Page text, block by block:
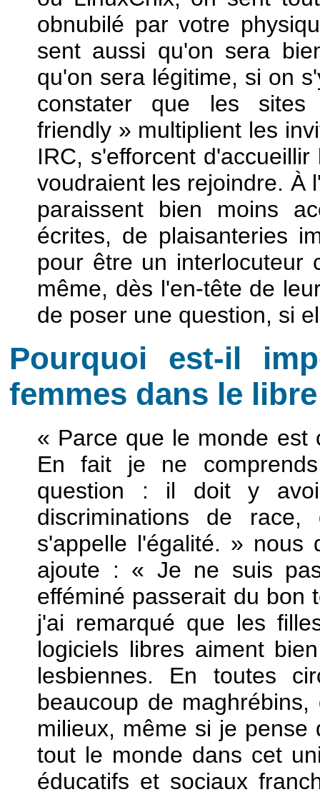
obnubilé par votre
sent aussi qu'on sera
qu'on sera légitime, si on
constater que les sites
friendly » multiplient les
IRC, s'efforcent
voudraient les rejoindre. À
paraissent bien moins
écrites, de plaisanteries
pour être un interlocuteur
même, dès l'en-tête de
de poser une question, si
Pourquoi est-il
femmes dans le
« Parce que le monde est
En fait je ne
question : il doit y
discriminations de
s'appelle l'égalité. » nous
ajoute : « Je ne suis
efféminé passerait du bon
j'ai remarqué que les
logiciels libres aiment
lesbiennes. En toutes
beaucoup de
milieux, même si je
tout le monde dans cet
éducatifs et sociaux